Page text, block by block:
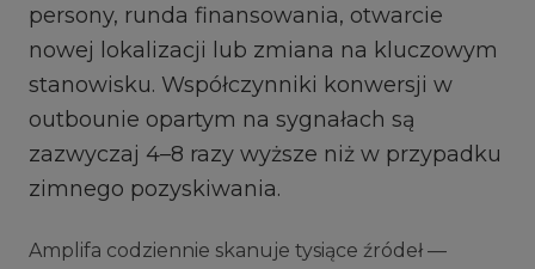
persony, runda finansowania, otwarcie
nowej lokalizacji lub zmiana na kluczowym
stanowisku. Współczynniki konwersji w
outbounie opartym na sygnałach są
zazwyczaj 4–8 razy wyższe niż w przypadku
zimnego pozyskiwania.
Amplifa codziennie skanuje tysiące źródeł —